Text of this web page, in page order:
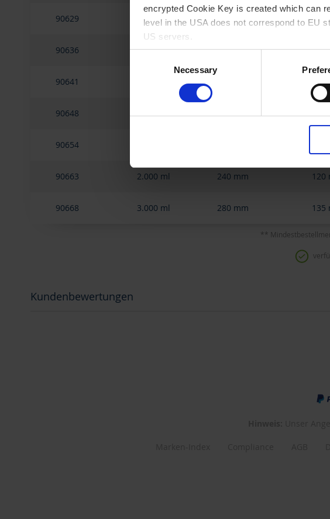
encrypted Cookie Key is created which can
level in the USA does not correspond to EU
US servers.
For more information on cookies and the
Necessary
90629 150 ml 95 mm 54
90636 250 ml 120 mm 60
90641 70
90648 600 ml 150 mm 80
90654
90663 2.000 ml 240 mm 120
90668 3.000 ml 280 mm 135
**
Kundenbewertungen